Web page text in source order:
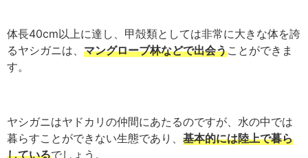
体長40cm以上に達し、甲殻類としては非常に大きな体を誇
るヤシガニは、 マングローブ林などで出会うことができま
す。
ヤシガニはヤドカリの仲間にあたるのですが、水の中では
暮らすことができない生態であり、 基本的には陸上で暮ら
しているでしょう。